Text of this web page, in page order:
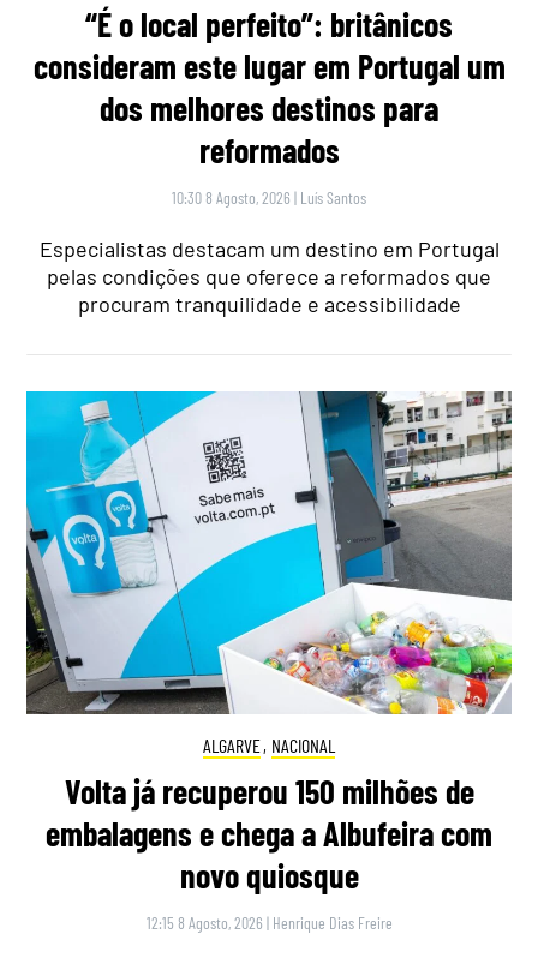
“É o local perfeito”: britânicos
consideram este lugar em Portugal um
dos melhores destinos para
reformados
10:30 8 Agosto, 2026 | Luís Santos
Especialistas destacam um destino em Portugal
pelas condições que oferece a reformados que
procuram tranquilidade e acessibilidade
ALGARVE, NACIONAL
Volta já recuperou 150 milhões de
embalagens e chega a Albufeira com
novo quiosque
12:15 8 Agosto, 2026 | Henrique Dias Freire